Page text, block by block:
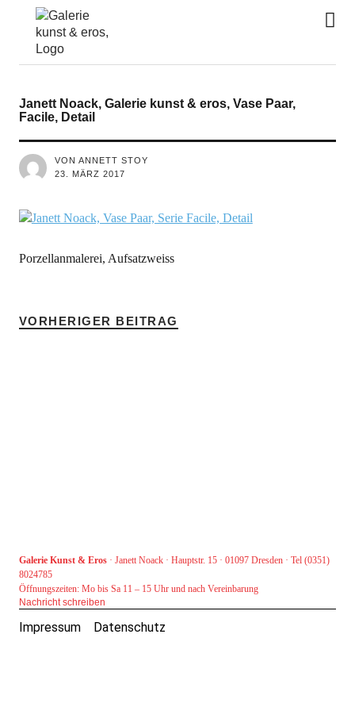
kunst&eros
Janett Noack, Galerie kunst & eros, Vase Paar,
Facile, Detail
VON ANNETT STOY
23. MÄRZ 2017
Porzellanmalerei, Aufsatzweiss
VORHERIGER BEITRAG
Galerie Kunst & Eros· Janett Noack · Hauptstr. 15 · 01097 Dresden · Tel (0351)
8024785
Öffnungszeiten: Mo bis Sa 11 – 15 Uhr und nach Vereinbarung
Nachricht schreiben
Impressum Datenschutz